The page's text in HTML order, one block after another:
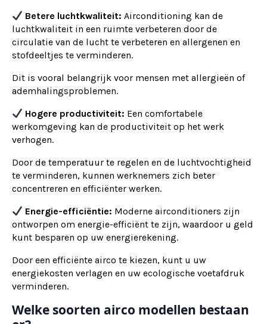
Betere luchtkwaliteit: Airconditioning kan de
luchtkwaliteit in een ruimte verbeteren door de
circulatie van de lucht te verbeteren en allergenen en
stofdeeltjes te verminderen.
Dit is vooral belangrijk voor mensen met allergieën of
ademhalingsproblemen.
Hogere productiviteit: Een comfortabele
werkomgeving kan de productiviteit op het werk
verhogen.
Door de temperatuur te regelen en de luchtvochtigheid
te verminderen, kunnen werknemers zich beter
concentreren en efficiënter werken.
Energie-efficiëntie: Moderne airconditioners zijn
ontworpen om energie-efficiënt te zijn, waardoor u geld
kunt besparen op uw energierekening.
Door een efficiënte airco te kiezen, kunt u uw
energiekosten verlagen en uw ecologische voetafdruk
verminderen.
Welke soorten airco modellen bestaan